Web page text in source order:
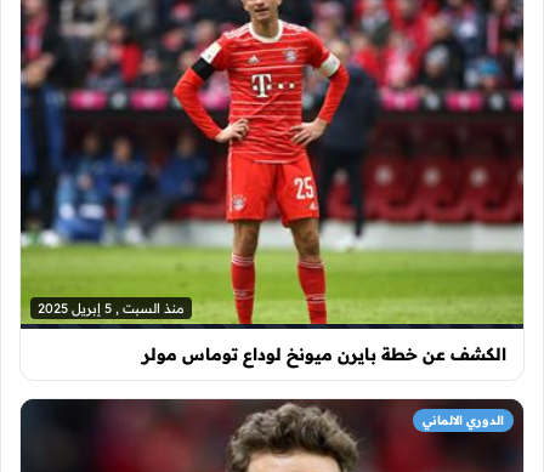
منذ السبت , 5 إبريل 2025
الكشف عن خطة بايرن ميونخ لوداع توماس مولر
الدوري الالماني